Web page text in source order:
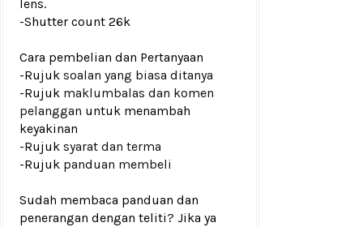
lens.
-Shutter count 26k
Cara pembelian dan Pertanyaan
-Rujuk soalan yang biasa ditanya
-Rujuk maklumbalas dan komen
pelanggan untuk menambah
keyakinan
-Rujuk syarat dan terma
-Rujuk panduan membeli
Sudah membaca panduan dan
penerangan dengan teliti? Jika ya